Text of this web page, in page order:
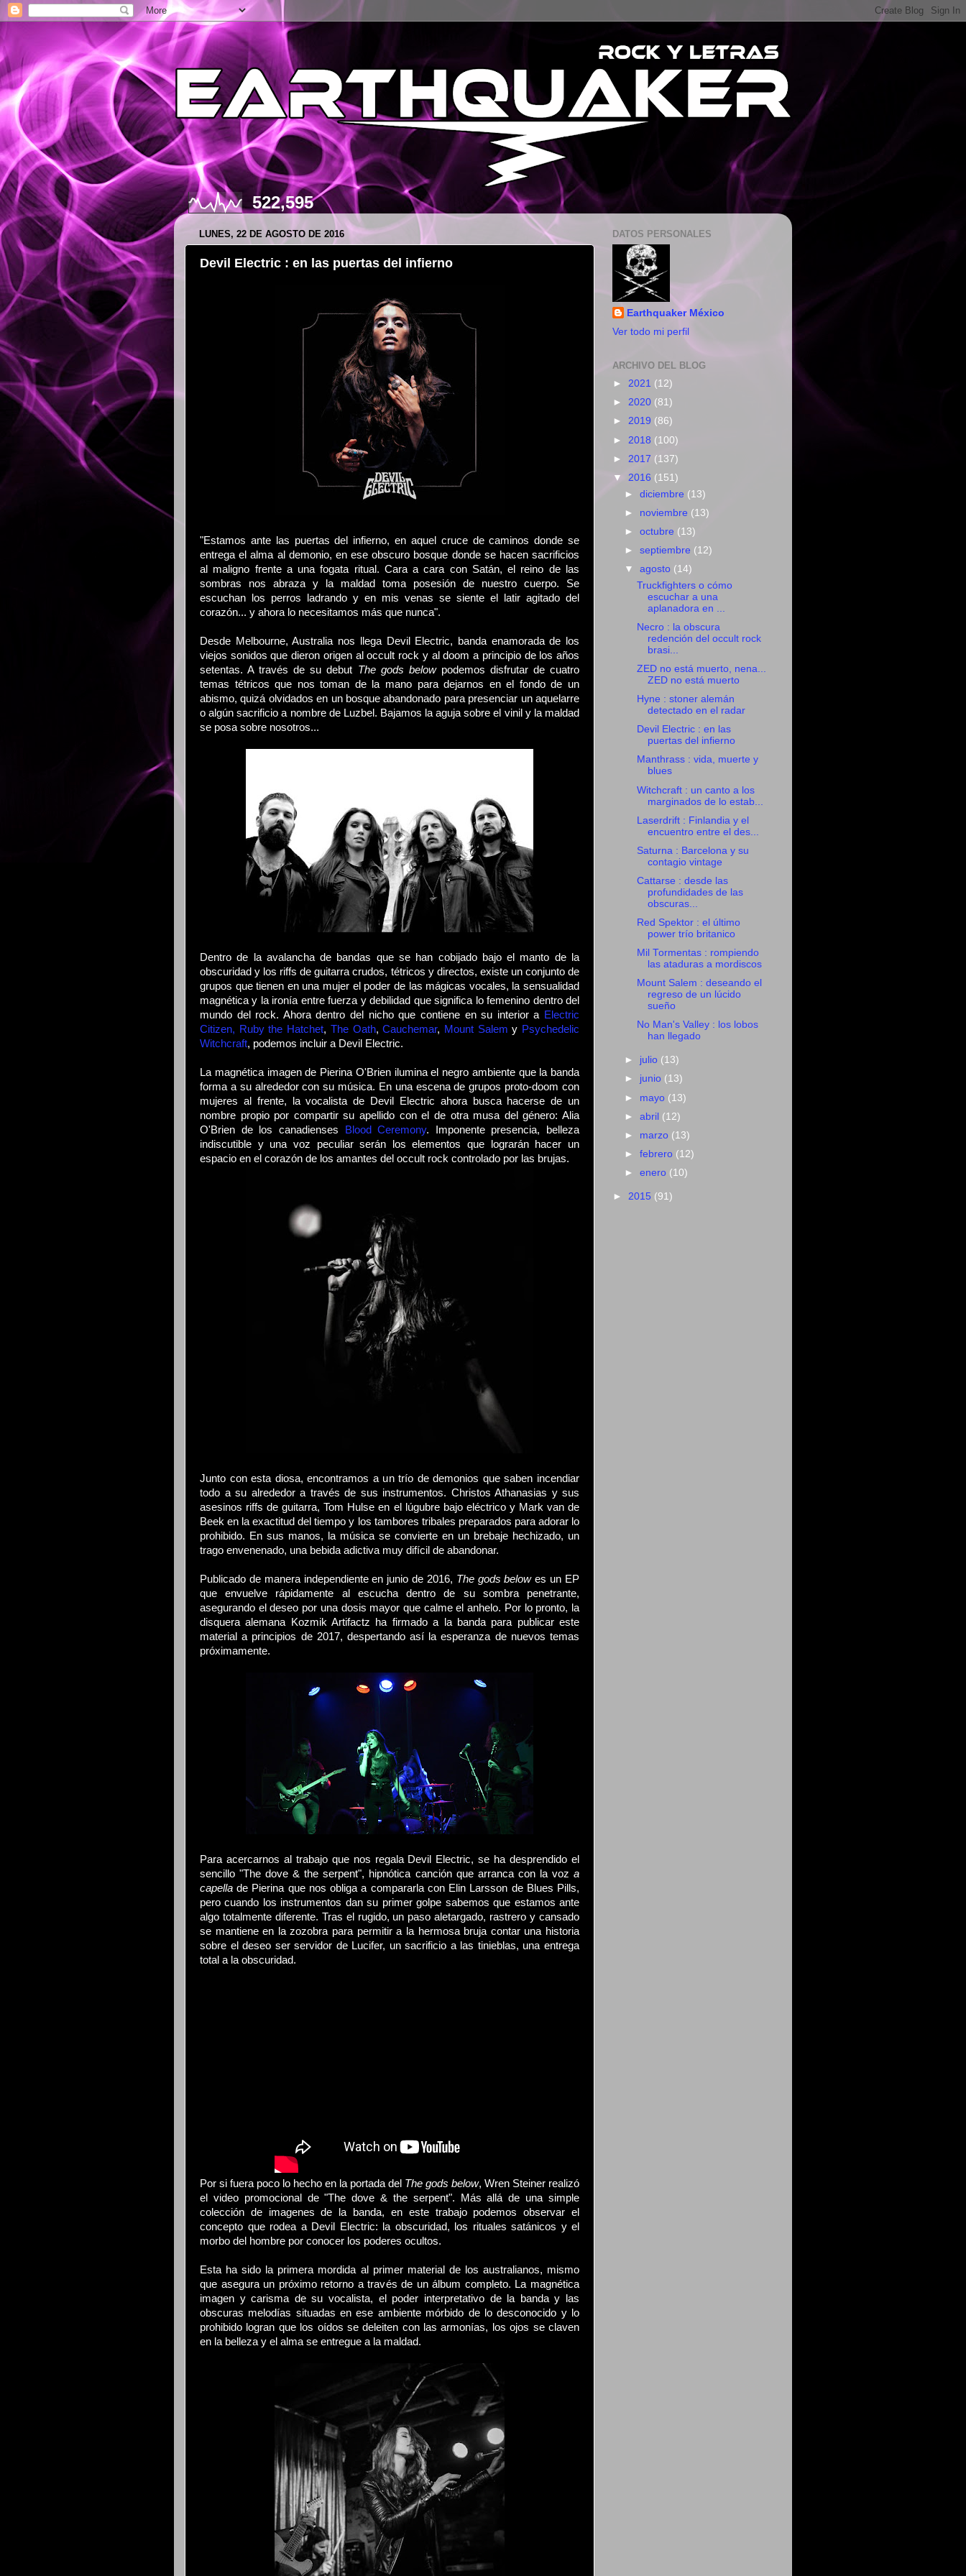
522,595
LUNES, 22 DE AGOSTO DE 2016
Devil Electric : en las puertas del infierno
"Estamos ante las puertas del infierno, en aquel cruce de caminos donde se
entrega el alma al demonio, en ese obscuro bosque donde se hacen sacrificios
al maligno frente a una fogata ritual. Cara a cara con Satán, el reino de las
sombras nos abraza y la maldad toma posesión de nuestro cuerpo. Se
escuchan los perros ladrando y en mis venas se siente el latir agitado del
corazón... y ahora lo necesitamos más que nunca".
Desde Melbourne, Australia nos llega Devil Electric, banda enamorada de los
viejos sonidos que dieron origen al occult rock y al doom a principio de los años
setentas. A través de su debut The gods belowpodemos disfrutar de cuatro
temas tétricos que nos toman de la mano para dejarnos en el fondo de un
abismo, quizá olvidados en un bosque abandonado para presenciar un aquelarre
o algún sacrificio a nombre de Luzbel. Bajamos la aguja sobre el vinil y la maldad
se posa sobre nosotros...
Dentro de la avalancha de bandas que se han cobijado bajo el manto de la
obscuridad y los riffs de guitarra crudos, tétricos y directos, existe un conjunto de
grupos que tienen en una mujer el poder de las mágicas vocales, la sensualidad
magnética y la ironía entre fuerza y debilidad que significa lo femenino dentro del
mundo del rock. Ahora dentro del nicho que contiene en su interior a Electric
Citizen, Ruby the Hatchet, The Oath,Cauchemar, Mount Salem y Psychedelic
Witchcraft, podemos incluir a Devil Electric.
La magnética imagen de Pierina O'Brien ilumina el negro ambiente que la banda
forma a su alrededor con su música. En una escena de grupos proto-doom con
mujeres al frente, la vocalista de Devil Electric ahora busca hacerse de un
nombre propio por compartir su apellido con el de otra musa del género: Alia
O'Brien de los canadienses
Blood Ceremony. Imponente presencia, belleza
indiscutible y una voz peculiar serán los elementos que lograrán hacer un
espacio en el corazón de los amantes del occult rock controlado por las brujas.
Junto con esta diosa, encontramos a un trío de demonios que saben incendiar
todo a su alrededor a través de sus instrumentos. Christos Athanasias y sus
asesinos riffs de guitarra, Tom Hulse en el lúgubre bajo eléctrico y Mark van de
Beek en la exactitud del tiempo y los tambores tribales preparados para adorar lo
prohibido. En sus manos, la música se convierte en un brebaje hechizado, un
trago envenenado, una bebida adictiva muy difícil de abandonar.
Publicado de manera independiente en junio de 2016, The gods belowes un EP
que envuelve rápidamente al escucha dentro de su sombra penetrante,
asegurando el deseo por una dosis mayor que calme el anhelo. Por lo pronto, la
disquera alemana Kozmik Artifactz ha firmado a la banda para publicar este
material a principios de 2017, despertando así la esperanza de nuevos temas
próximamente.
Para acercarnos al trabajo que nos regala Devil Electric, se ha desprendido el
sencillo "The dove & the serpent", hipnótica canción que arranca con la voz a
capellade Pierina que nos obliga a compararla con Elin Larsson de Blues Pills,
pero cuando los instrumentos dan su primer golpe sabemos que estamos ante
algo totalmente diferente. Tras el rugido, un paso aletargado, rastrero y cansado
se mantiene en la zozobra para permitir a la hermosa bruja contar una historia
sobre el deseo ser servidor de Lucifer, un sacrificio a las tinieblas, una entrega
total a la obscuridad.
Por si fuera poco lo hecho en la portada del The gods below, Wren Steiner realizó
el video promocional de "The dove & the serpent". Más allá de una simple
colección de imagenes de la banda, en este trabajo podemos observar el
concepto que rodea a Devil Electric: la obscuridad, los rituales satánicos y el
morbo del hombre por conocer los poderes ocultos.
Esta ha sido la primera mordida al primer material de los australianos, mismo
que asegura un próximo retorno a través de un álbum completo. La magnética
imagen y carisma de su vocalista, el poder interpretativo de la banda y las
obscuras melodías situadas en ese ambiente mórbido de lo desconocido y lo
prohibido logran que los oídos se deleiten con las armonías, los ojos se claven
en la belleza y el alma se entregue a la maldad.
DATOS PERSONALES
Earthquaker México
Ver todo mi perfil
ARCHIVO DEL BLOG
► 2021 (12)
► 2020 (81)
► 2019 (86)
► 2018 (100)
► 2017 (137)
▼ 2016 (151)
►diciembre (13)
► noviembre (13)
►octubre (13)
►septiembre (12)
▼agosto (14)
Truckfighters o cómo
escuchar a una
aplanadora en ...
Necro : la obscura
redención del occult rock
brasi...
ZED no está muerto, nena...
ZED no está muerto
Hyne : stoner alemán
detectado en el radar
Devil Electric : en las
puertas del infierno
Manthrass : vida, muerte y
blues
Witchcraft : un canto a los
marginados de lo estab...
Laserdrift : Finlandia y el
encuentro entre el des...
Saturna : Barcelona y su
contagio vintage
Cattarse : desde las
profundidades de las
obscuras...
Red Spektor : el último
power trío britanico
Mil Tormentas : rompiendo
las ataduras a mordiscos
Mount Salem : deseando el
regreso de un lúcido
sueño
No Man's Valley : los lobos
han llegado
► julio (13)
► junio (13)
► mayo (13)
►abril (12)
► marzo (13)
►febrero (12)
►enero (10)
► 2015 (91)